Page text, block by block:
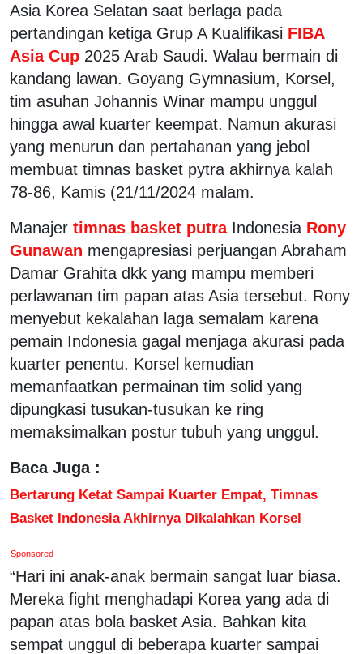
Asia Korea Selatan saat berlaga pada
pertandingan ketiga Grup A Kualifikasi FIBA
Asia Cup 2025 Arab Saudi. Walau bermain di
kandang lawan. Goyang Gymnasium, Korsel,
tim asuhan Johannis Winar mampu unggul
hingga awal kuarter keempat. Namun akurasi
yang menurun dan pertahanan yang jebol
membuat timnas basket pytra akhirnya kalah
78-86, Kamis (21/11/2024 malam.
Manajer timnas basket putra Indonesia Rony
Gunawan mengapresiasi perjuangan Abraham
Damar Grahita dkk yang mampu memberi
perlawanan tim papan atas Asia tersebut. Rony
menyebut kekalahan laga semalam karena
pemain Indonesia gagal menjaga akurasi pada
kuarter penentu. Korsel kemudian
memanfaatkan permainan tim solid yang
dipungkasi tusukan-tusukan ke ring
memaksimalkan postur tubuh yang unggul.
Baca Juga :
Bertarung Ketat Sampai Kuarter Empat, Timnas
Basket Indonesia Akhirnya Dikalahkan Korsel
Sponsored
“Hari ini anak-anak bermain sangat luar biasa.
Mereka fight menghadapi Korea yang ada di
papan atas bola basket Asia. Bahkan kita
sempat unggul di beberapa kuarter sampai